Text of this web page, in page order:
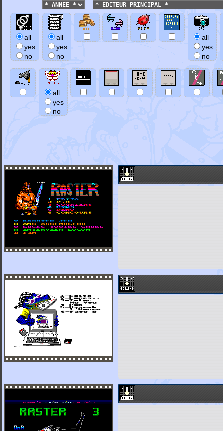
all
yes
no
all
yes
no
all
yes
no
all
yes
no